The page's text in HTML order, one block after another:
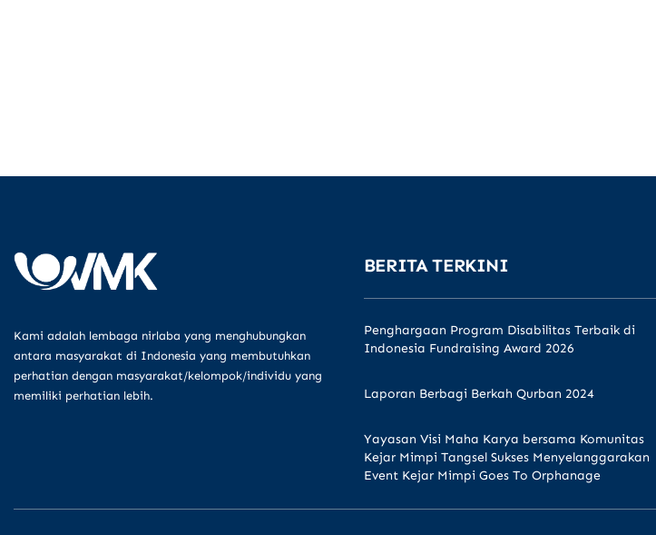
Kami adalah lembaga nirlaba yang menghubungkan
antara masyarakat di Indonesia yang membutuhkan
perhatian dengan masyarakat/kelompok/individu yang
memiliki perhatian lebih.
BERITA TERKINI
Penghargaan Program Disabilitas Terbaik di
Indonesia Fundraising Award 2026
Laporan Berbagi Berkah Qurban 2024
Yayasan Visi Maha Karya bersama Komunitas
Kejar Mimpi Tangsel Sukses Menyelanggarakan
Event Kejar Mimpi Goes To Orphanage